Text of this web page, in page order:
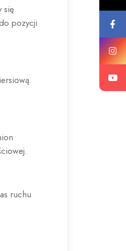
się
pozycji
ruchu